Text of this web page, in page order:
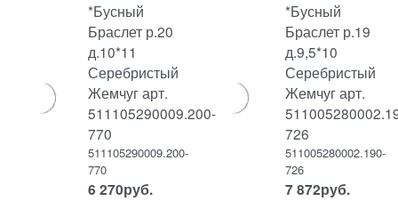
*Бусный
Браслет р.20
д.10*11
Серебристый
Жемчуг арт.
511105290009.200-
770
511105290009.200-
770
6 270руб.
*Бусный
Браслет р.19
д.9,5*10
Серебристый
Жемчуг арт.
726
511005280002.190-
726
7 872руб.